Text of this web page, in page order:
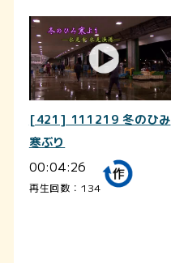
[421] 111219 冬のひみ
寒ぶり
00:04:26
再生回数：134